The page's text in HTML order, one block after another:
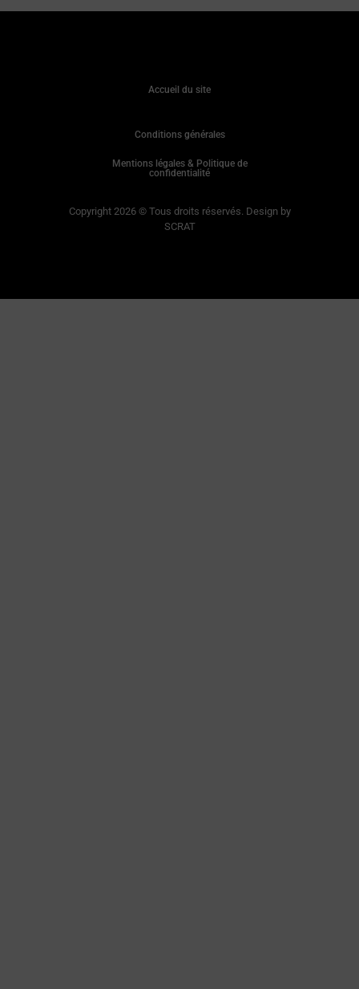
Mentions légales & Politique de
confidentialité
Copyright 2026 © Tous droits réservés. Design by
SCRAT
Accueil du site
Conditions générales